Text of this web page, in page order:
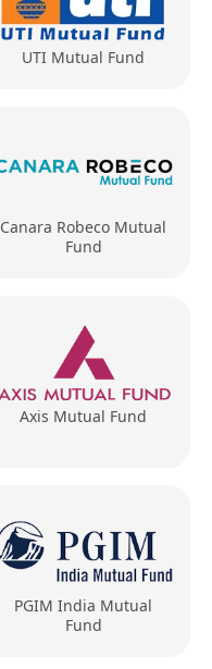
UTI Mutual Fund
Canara Robeco Mutual
Fund
Axis Mutual Fund
PGIM India Mutual
Fund